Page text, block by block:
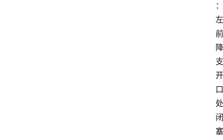
：
左
前
降
支
开
口
处
闭
塞